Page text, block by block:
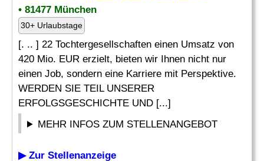
• 81477 München
30+ Urlaubstage
[. .. ] 22 Tochtergesellschaften einen Umsatz von
420 Mio. EUR erzielt, bieten wir Ihnen nicht nur
einen Job, sondern eine Karriere mit Perspektive.
WERDEN SIE TEIL UNSERER
ERFOLGSGESCHICHTE UND [...]
MEHR INFOS ZUM STELLENANGEBOT
▶ Zur Stellenanzeige